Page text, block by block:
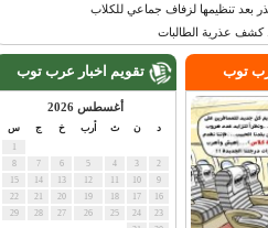
بعد تنظيمها لزفاف جماعي للكلاب
عذرية الطالبات
تقويم اخبار عرب توب
أغسطس 2026
أرب س
توب